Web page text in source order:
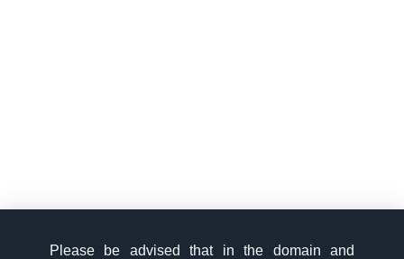
Please be advised that in the domain and